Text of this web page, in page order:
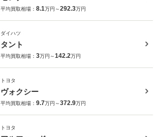
平均買取相場： 8.1万円～292.3万円
ダイハツ
タント
平均買取相場： 3万円～142.2万円
トヨタ
ヴォクシー
平均買取相場： 9.7万円～372.9万円
トヨタ